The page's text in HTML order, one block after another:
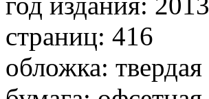
страниц: 416
обложка: твердая